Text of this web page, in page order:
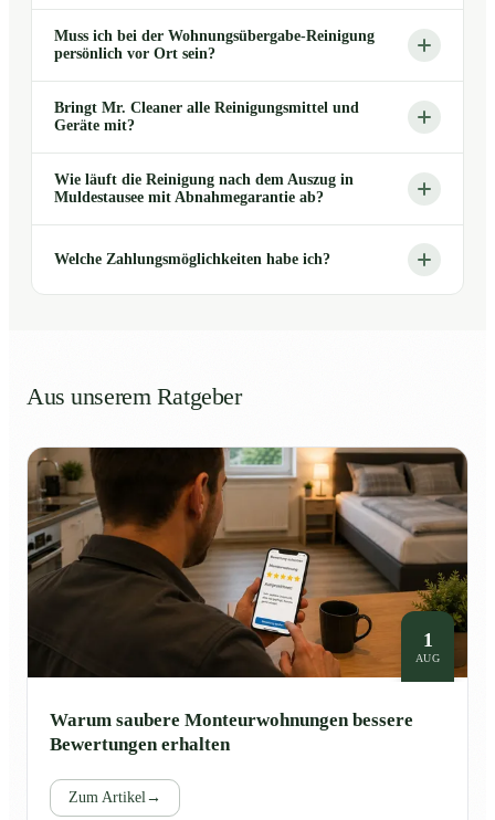
Muss ich bei der Wohnungsübergabe-Reinigung
persönlich vor Ort sein?
Bringt Mr. Cleaner alle Reinigungsmittel und
Geräte mit?
Wie läuft die Reinigung nach dem Auszug in
Muldestausee mit Abnahmegarantie ab?
Welche Zahlungsmöglichkeiten habe ich?
Aus unserem Ratgeber
1
AUG
Warum saubere Monteurwohnungen bessere
Bewertungen erhalten
Zum Artikel→